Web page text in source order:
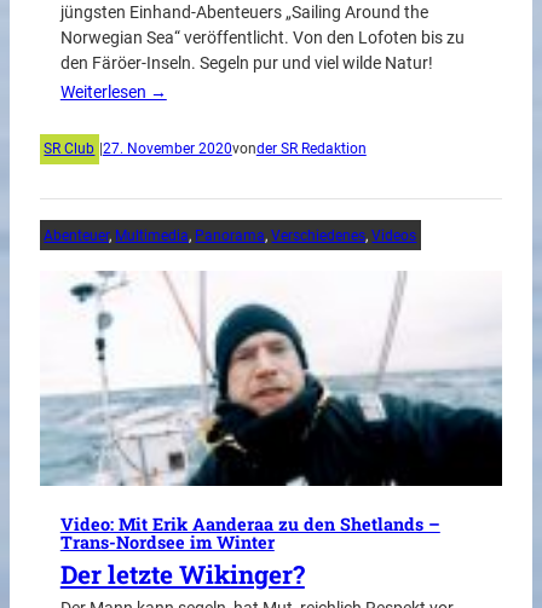
jüngsten Einhand-Abenteuers „Sailing Around the
Norwegian Sea“ veröffentlicht. Von den Lofoten bis zu
den Färöer-Inseln. Segeln pur und viel wilde Natur!
Weiterlesen →
SR Club 27. November 2020vonder SR Redaktion
Abenteuer, Multimedia, Panorama, Verschiedenes, Videos
Video: Mit Erik Aanderaa zu den Shetlands –
Trans-Nordsee im Winter
Der letzte Wikinger?